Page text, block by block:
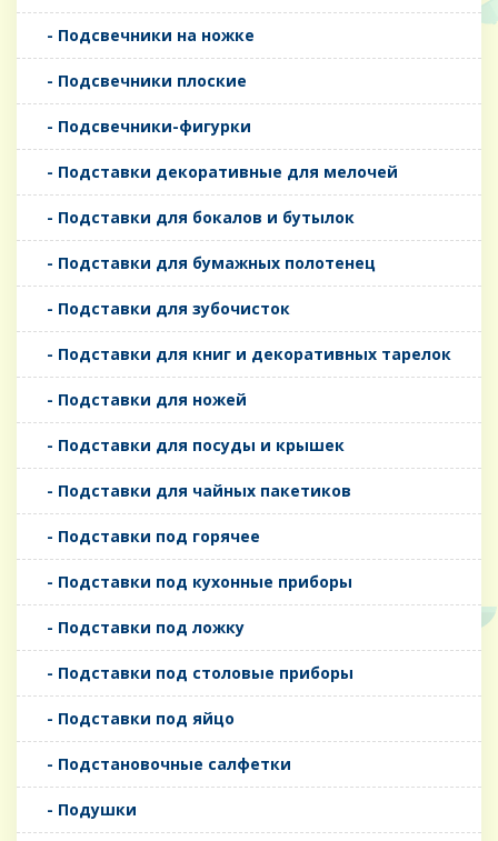
- Подсвечники на ножке
- Подсвечники плоские
- Подсвечники-фигурки
- Подставки декоративные для мелочей
- Подставки для бокалов и бутылок
- Подставки для бумажных полотенец
- Подставки для зубочисток
- Подставки для книг и декоративных тарелок
- Подставки для ножей
- Подставки для посуды и крышек
- Подставки для чайных пакетиков
- Подставки под горячее
- Подставки под кухонные приборы
- Подставки под ложку
- Подставки под столовые приборы
- Подставки под яйцо
- Подстановочные салфетки
- Подушки